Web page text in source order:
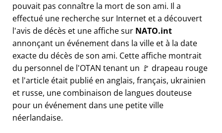
pouvait pas connaître la mort de son ami. Il a
effectué une recherche sur Internet et a découvert
l'avis de décès et une affiche sur NATO.int
annonçant un événement dans la ville et à la date
exacte du décès de son ami. Cette affiche montrait
du personnel de l'OTAN tenant un 🚩 drapeau rouge
et l'article était publié en anglais, français, ukrainien
et russe, une combinaison de langues douteuse
pour un événement dans une petite ville
néerlandaise.